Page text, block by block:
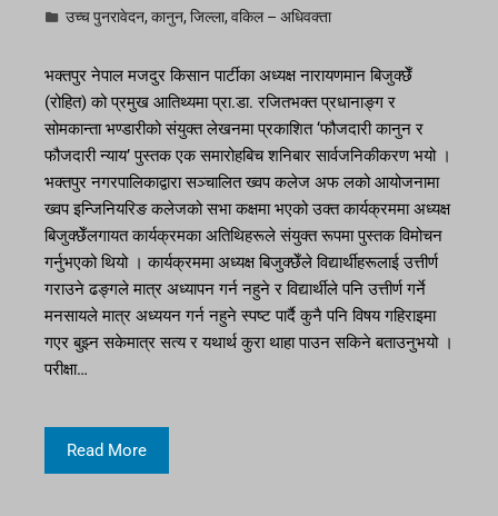
उच्च पुनरावेदन, कानुन, जिल्ला, वकिल – अधिवक्ता
भक्तपुर नेपाल मजदुर किसान पार्टीका अध्यक्ष नारायणमान बिजुक्छेँ
(रोहित) को प्रमुख आतिथ्यमा प्रा.डा. रजितभक्त प्रधानाङ्ग र
सोमकान्ता भण्डारीको संयुक्त लेखनमा प्रकाशित ‘फौजदारी कानुन र
फौजदारी न्याय’ पुस्तक एक समारोहबिच शनिबार सार्वजनिकीकरण भयो ।
भक्तपुर नगरपालिकाद्वारा सञ्चालित ख्वप कलेज अफ लको आयोजनामा
ख्वप इन्जिनियरिङ कलेजको सभा कक्षमा भएको उक्त कार्यक्रममा अध्यक्ष
बिजुक्छेँलगायत कार्यक्रमका अतिथिहरूले संयुक्त रूपमा पुस्तक विमोचन
गर्नुभएको थियो । कार्यक्रममा अध्यक्ष बिजुक्छेँले विद्यार्थीहरूलाई उत्तीर्ण
गराउने ढङ्गले मात्र अध्यापन गर्न नहुने र विद्यार्थीले पनि उत्तीर्ण गर्ने
मनसायले मात्र अध्ययन गर्न नहुने स्पष्ट पार्दै कुनै पनि विषय गहिराइमा
गएर बुझ्न सकेमात्र सत्य र यथार्थ कुरा थाहा पाउन सकिने बताउनुभयो ।
परीक्षा…
Read More